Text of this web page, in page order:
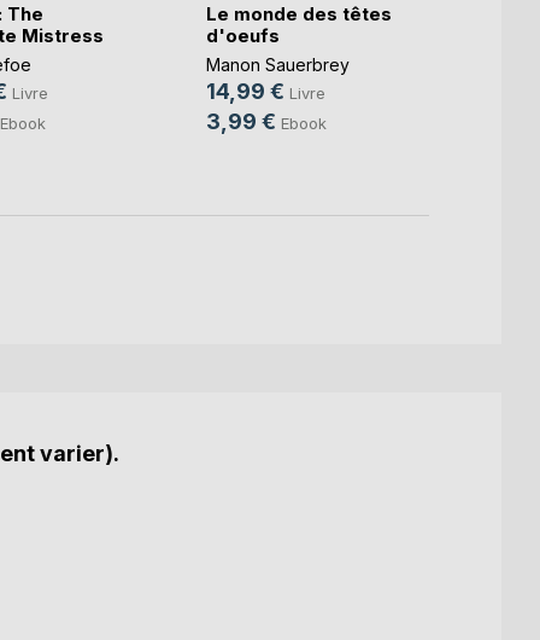
The
Mistress
Livre
Ebook
Le monde des têtes
d'oeufs
Manon Sauerbrey
14,99 € Livre
3,99 € Ebook
varier).